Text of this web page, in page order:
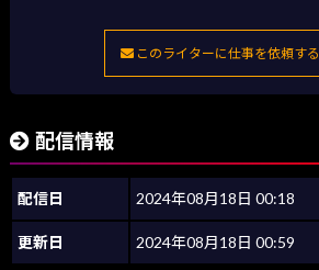
このライターに仕事を依頼する
配信情報
配信日 2024年08月18日 00:18
更新日 2024年08月18日 00:59